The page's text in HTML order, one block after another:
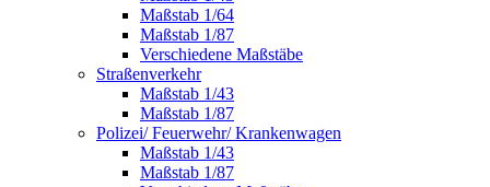
Maßstab 1/64
Maßstab 1/87
Verschiedene Maßstäbe
Straßenverkehr
Maßstab 1/43
Maßstab 1/87
Polizei/ Feuerwehr/ Krankenwagen
Maßstab 1/43
Maßstab 1/87